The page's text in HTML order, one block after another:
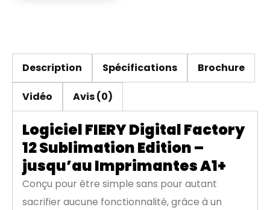
Description Spécifications Brochure
Vidéo Avis (0)
Logiciel FIERY Digital Factory
12 Sublimation Edition –
jusqu’au Imprimantes A1+
Conçu pour être simple sans pour autant
sacrifier aucune fonctionnalité, grâce à un